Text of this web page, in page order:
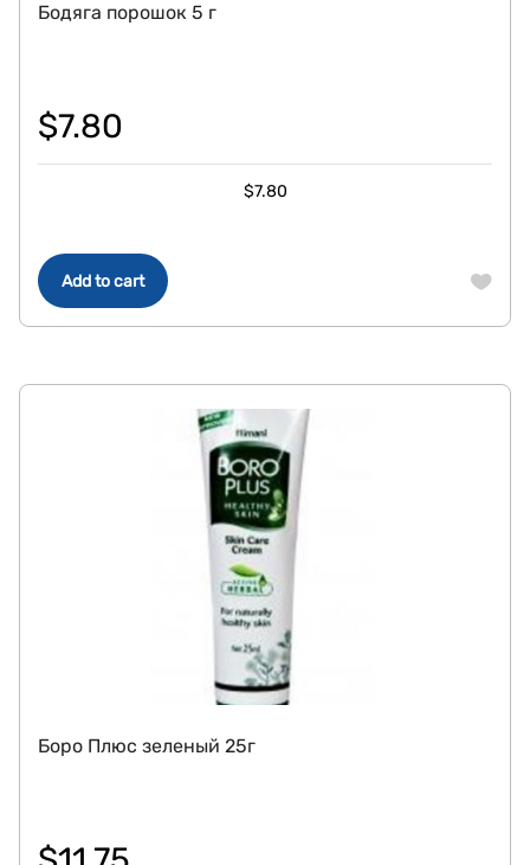
Add to cart
Бодяга порошок 5 г
$7.80
$7.80
Боро Плюс зеленый 25г